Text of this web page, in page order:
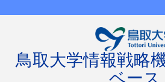
鳥取大学情報戦略